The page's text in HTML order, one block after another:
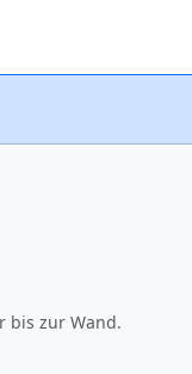
bis zur Wand.